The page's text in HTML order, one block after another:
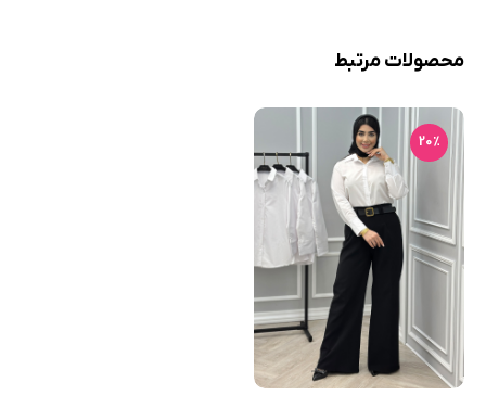
محصولات مرتبط
20٪